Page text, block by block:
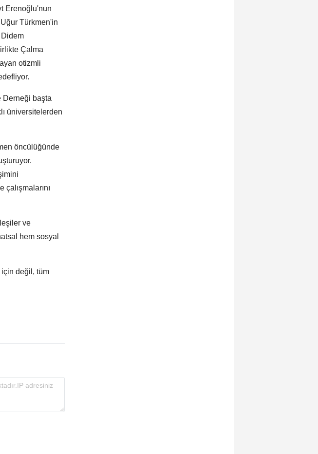
Erenoğlu'nun
Türkmen'in
Didem
Çalma
otizmli
Derneği başta
üniversitelerden
öncülüğünde
ve
hem sosyal
için değil, tüm